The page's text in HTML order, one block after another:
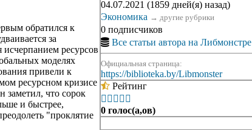
обратился к
за
ресурсов
моделях
привели к
ресурсном кризисе
заметил, что сорок
и быстрее,
"проклятие
04.07.2021 (1859 дней(я) назад)
Экономика → другие рубрики
0 подписчиков
Все статьи автора на Либмонстре
Официальная страница:
https://biblioteka.by/Libmonster
Рейтинг
    
0 голос(а,ов)